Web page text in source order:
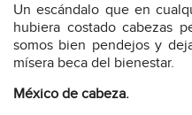
Un escándalo que en
hubiera costado cabezas
somos bien pendejos y
mísera beca del bienestar.
México de cabeza.